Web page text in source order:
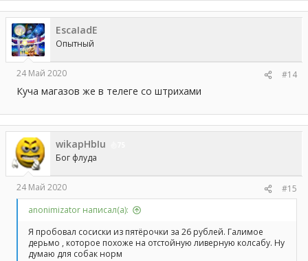
EscaIadE
Опытный
24 Май 2020 #14
Куча магазов же в телеге со штрихами
wikapHbIu
Бог флуда
24 Май 2020
#15
anonimizator написал(а):
Я пробовал сосиски из пятёрочки за 26 рублей. Галимое
дерьмо , которое похоже на отстойную ливерную колсабу. Ну
думаю для собак норм